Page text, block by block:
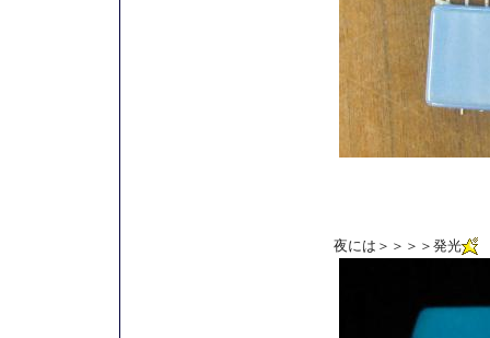
夜には＞＞＞＞発光